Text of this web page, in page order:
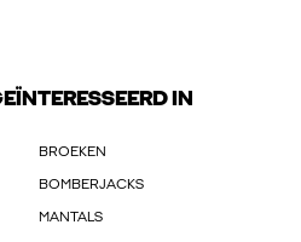
IN
BROEKEN
BOMBERJACKS
MANTALS